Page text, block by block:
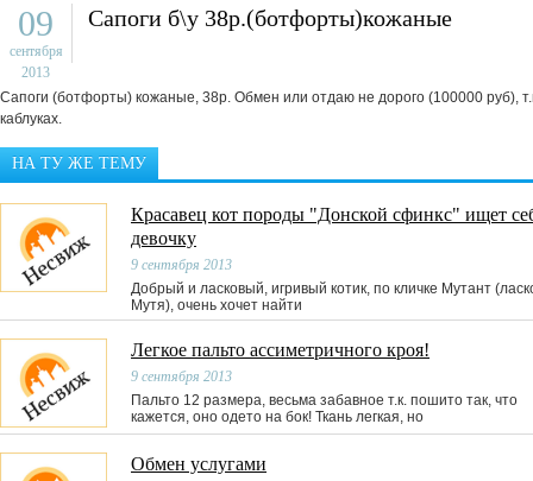
09
сентября
2013
Сапоги б\у 38р.(ботфорты)кожаные
Сапоги (ботфорты) кожаные, 38р. Обмен или отдаю не дорого (100000 руб),
каблуках.
НА ТУ ЖЕ ТЕМУ
Красавец кот породы "Донской сфинкс" ищет
девочку
9 сентября 2013
Добрый и ласковый, игривый котик, по кличке Мутант
Мутя), очень хочет найти
Легкое пальто ассиметричного кроя!
9 сентября 2013
Пальто 12 размера, весьма забавное т.к. пошито так, что
кажется, оно одето на бок! Ткань легкая, но
Обмен услугами